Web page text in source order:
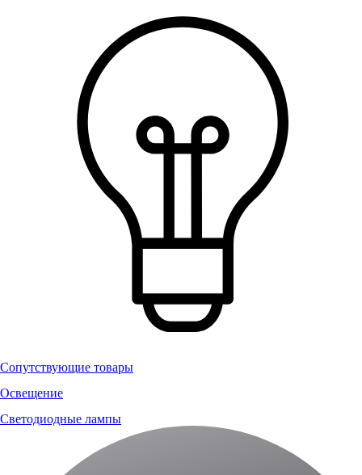
Сопутствующие товары
Освещение
Светодиодные лампы